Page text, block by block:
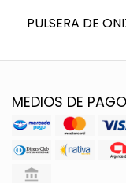
PULSERA DE
MEDIOS DE PAGO